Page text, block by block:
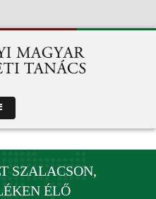
SZALACSON,
ÉLŐ